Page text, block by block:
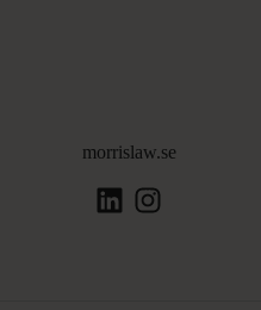
morrislaw.se